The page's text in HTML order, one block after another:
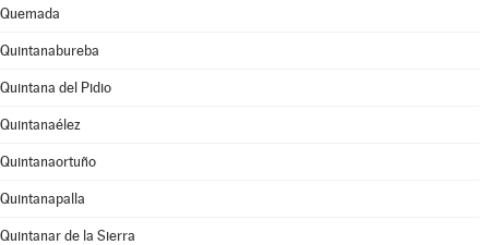
Quemada
Quintanabureba
Quintana del Pidio
Quintanaélez
Quintanaortuño
Quintanapalla
Quintanar de la Sierra